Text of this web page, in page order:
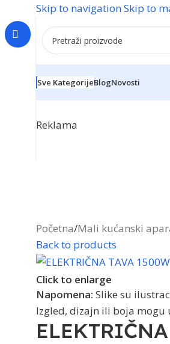
Skip to navigationSkip to
Sve KategorijeBlogNovosti
Reklama
Početna/Mali kućanski
Back to products
Click to enlarge
Napomena: Slike su
Izgled, dizajn ili boja